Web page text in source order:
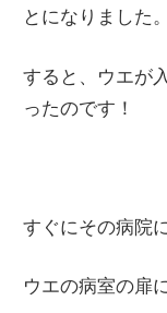
とになりました。
すると、ウエが
ったのです！
すぐにその病院
ウエの病室の扉